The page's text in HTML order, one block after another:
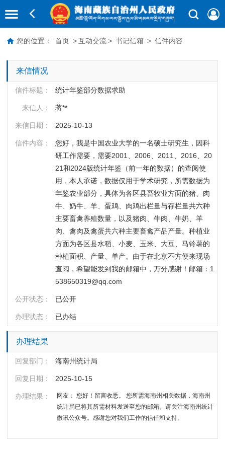
您的位置： 首页 > 互动交流 > 书记信箱 > 信件内容
来信情况
信件标题： 统计年鉴部分数据求助
来信人： 蒋**
来信日期： 2025-10-13
信件内容：
您好，我是中国农业大学的一名硕士研究生，因科
研工作需要，需要2001、2006、2011、2016、20
21和2024版统计年鉴（前一年的数据）的查阅使
用，本人承诺，数据仅用于学术研究，所需数据为
年鉴农业部分，具体为各区县畜牧业方面的猪、肉
牛、奶牛、羊、蛋鸡、肉鸡出栏量与存栏量共六种
主要畜禽养殖数量，以及猪肉、牛肉、牛奶、羊
肉、禽肉及禽蛋共六种主要畜禽产品产量。种植业
方面为各区县水稻、小麦、玉米、大豆、马铃薯的
种植面积、产量、单产。由于在北京不方便来现场
查阅，希望能发到我的邮箱中，万分感谢！邮箱：1
538650319@qq.com
公开状态： 已公开
办理状态： 已办结
办理结果
回复部门： 海南州统计局
回复日期： 2025-10-15
办理结果：
网友： 您好！留言收悉。 您所需海南州相关数据，海南州
统计局已将其所需材料发送至您的邮箱。请关注海南州统计
微讯公众号。感谢您对我们工作的信任和支持。